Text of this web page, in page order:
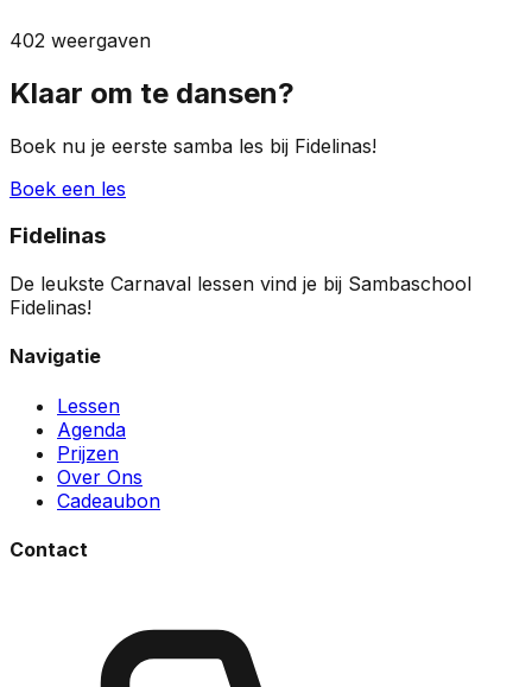
402 weergaven
Klaar om te dansen?
Boek nu je eerste samba les bij Fidelinas!
Boek een les
Fidelinas
De leukste Carnaval lessen vind je bij Sambaschool
Fidelinas!
Navigatie
Lessen
Agenda
Prijzen
Over Ons
Cadeaubon
Contact